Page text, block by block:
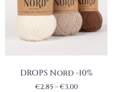
DROPS Nord -10%
€2,85 –€3,00